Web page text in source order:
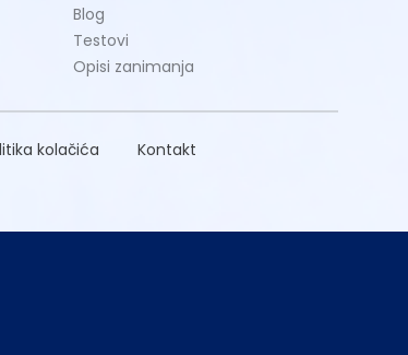
Blog
Testovi
Opisi zanimanja
kolačića Kontakt